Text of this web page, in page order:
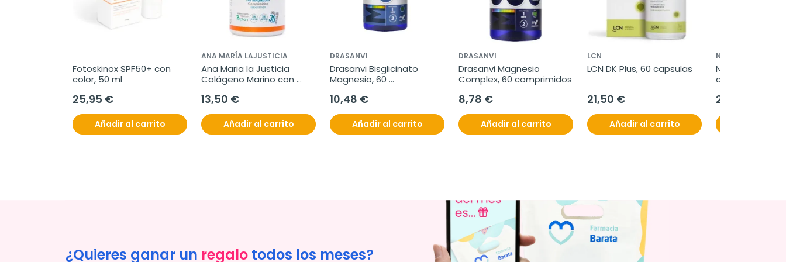
Fotoskinox SPF50+ con
color, 50 ml
25,95 €
Añadir al carrito
ANA MARÍA LAJUSTICIA
Ana Maria la Justicia
Colágeno Marino con
comprimidos
13,50 €
Añadir al carrito
DRASANVI
Drasanvi Bisglicinato
Magnesio, 60
10,48 €
Añadir al carrito
DRASANVI
Drasanvi Magnesio
Complex, 60 comprimidos
8,78 €
Añadir al carrito
LCN
LCN DK Plus, 60 capsulas
21,50 €
Añadir al carrito
NHCO
NHCO
cápsulas
28,90 €
¿Quieres ganar un regalo todos los meses?